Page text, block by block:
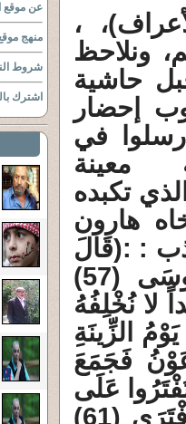
بِكُلِّ سَاحِرٍ عَلِيمٍ (112الأعراف)، ،
ونلاحظ
حاشية
إحضار
في
معينة
تكبده
هارون
: :(قَالَ
أَجِئْتَنَا لِتُخْرِجَنَا مِنْ أَرْضِنَا بِسِحْرِكَ يَا مُوسَى (57)
لا نُخْلِفُهُ
مَوْعِدُكُمْ يَوْمُ الزِّينَةِ
فَتَوَلَّى فِرْعَوْنُ فَجَمَعَ
تَفْتَرُوا عَلَى
اللَّهِ كَذِباً فَيُسْحِتَكُمْ بِعَذَابٍ وَقَدْ خَابَ مَنْ افْتَرَى (61)
عن موقع
منهج
شروط
اشترك